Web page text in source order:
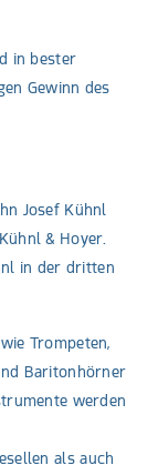
in bester
Gewinn des
Josef Kühnl
& Hoyer.
in der dritten
Trompeten,
Baritonhörner
werden
als auch